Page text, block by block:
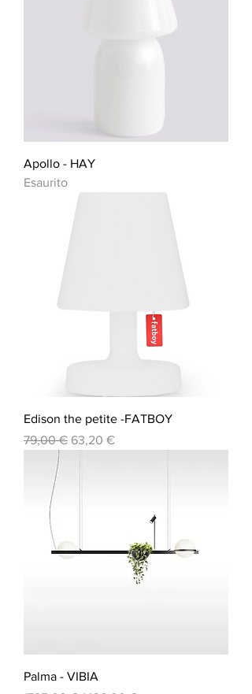
Apollo - HAY
Esaurito
Edison the petite -FATBOY
Prezzo regolare
79,00 € Prezzo scontato
63,20 €
Palma - VIBIA